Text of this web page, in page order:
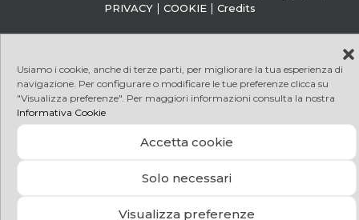
Usiamo i cookie, anche di terze parti, per migliorare la tua esperienza di
navigazione. Per configurare o modificare le tue preferenze clicca su
"Visualizza preferenze". Per maggiori informazioni consulta la nostra
Informativa Cookie
Accetta cookie
Solo necessari
Visualizza preferenze
PRIVACY| COOKIE| Credits